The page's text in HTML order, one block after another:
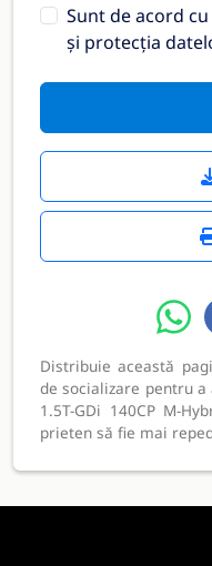
Sunt de acord cu
și protecția
Distribuie această
de socializare pentru a
1.5T-GDi 140CP M-
prieten să fie mai